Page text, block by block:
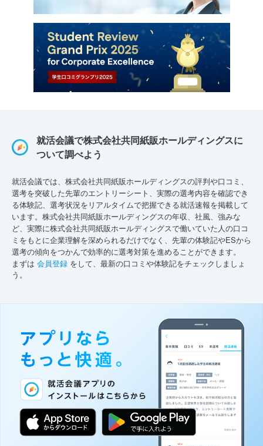
就活会議で株式会社共同紙販ホールディングスに
ついて調べよう
就活会議では、株式会社共同紙販ホールディングスの評判や口コミ、
選考を突破した先輩のエントリーシート、実際の選考内容を確認でき
る体験記、選考状況をリアルタイムで把握できる就活速報を掲載して
います。株式会社共同紙販ホールディングスの年収、社風、強みな
ど、実際に株式会社共同紙販ホールディングスで働いていた人の口コ
ミをもとに企業理解を深められるだけでなく、先輩の体験記やESから
選考の傾向をつかんで効率的に選考対策を進めることができます。
まずは 会員登録 をして、最新の口コミや体験記をチェックしましょ
う。